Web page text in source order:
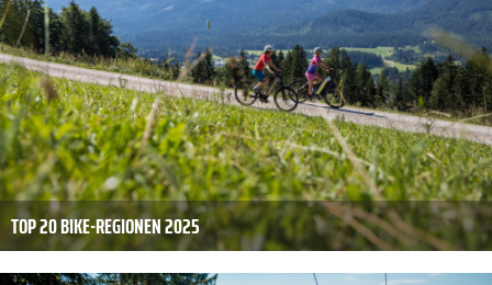
TOP 20 BIKE-REGIONEN 2025